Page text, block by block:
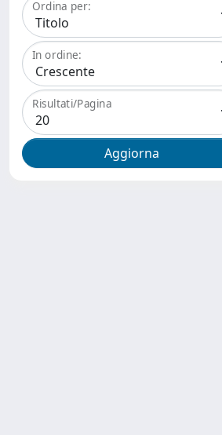
Ordina per:
In ordine:
Risultati/Pagina